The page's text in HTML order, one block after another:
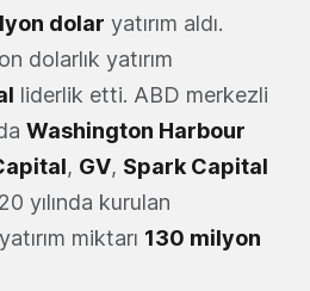
dolar yatırım aldı.
dolarlık yatırım
liderlik etti. ABD merkezli
Washington Harbour
, GV, Spark Capital
yılında kurulan
miktarı 130 milyon